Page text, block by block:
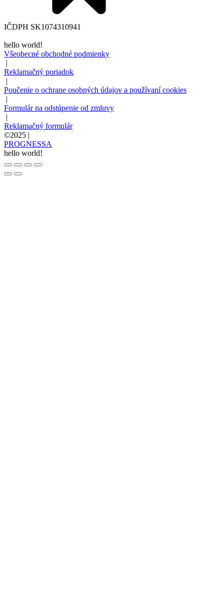
IČDPH SK1074310941
hello world!
Všeobecné obchodné podmienky
|
Reklamačný poriadok
|
Poučenie o ochrane osobných údajov a používaní cookies
|
Formulár na odstúpenie od zmluvy
|
Reklamačný formulár
©2025 |
PROGNESSA
hello world!